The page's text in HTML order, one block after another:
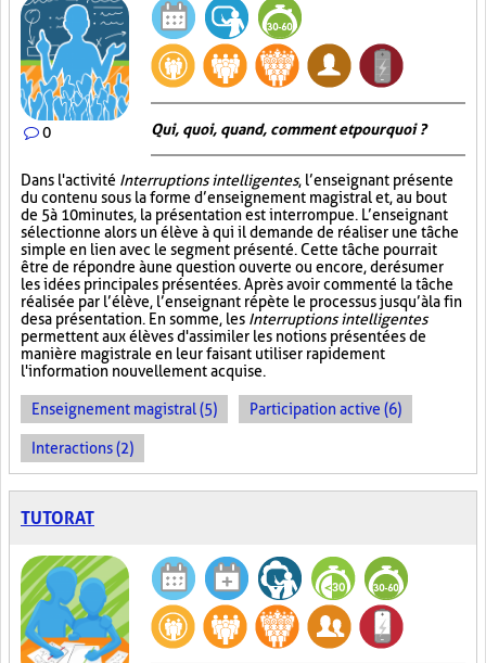
0 Qui, quoi, quand, comment et pourquoi ?
Dans l'activité Interruptions intelligentes, l’enseignant présente
du contenu sous la forme d’enseignement magistral et, au bout
de 5 à 10 minutes, la présentation est interrompue. L’enseignant
sélectionne alors un élève à qui il demande de réaliser une tâche
simple en lien avec le segment présenté. Cette tâche pourrait
être de répondre à une question ouverte ou encore, de résumer
les idées principales présentées. Après avoir commenté la tâche
réalisée par l’élève, l’enseignant répète le processus jusqu’à la fin
de sa présentation. En somme, les Interruptions intelligentes
permettent aux élèves d'assimiler les notions présentées de
manière magistrale en leur faisant utiliser rapidement
l'information nouvellement acquise.
Enseignement magistral (5) Participation active (6)
Interactions (2)
TUTORAT